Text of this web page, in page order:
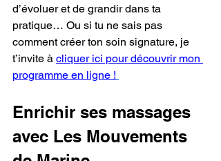
d’évoluer et de grandir dans ta
pratique… Ou si tu ne sais pas
comment créer ton soin signature, je
t’invite à cliquer ici pour découvrir mon
programme en ligne !
Enrichir ses massages
avec Les Mouvements